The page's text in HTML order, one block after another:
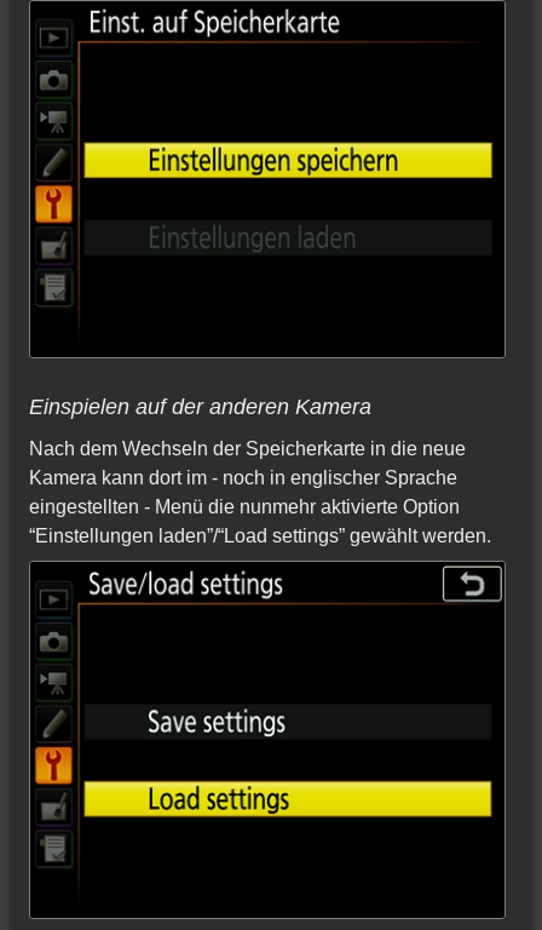
Einspielen auf der anderen Kamera
Nach dem Wechseln der Speicherkarte in die neue
Kamera kann dort im - noch in englischer Sprache
eingestellten - Menü die nunmehr aktivierte Option
“Einstellungen laden”/“Load settings” gewählt werden.